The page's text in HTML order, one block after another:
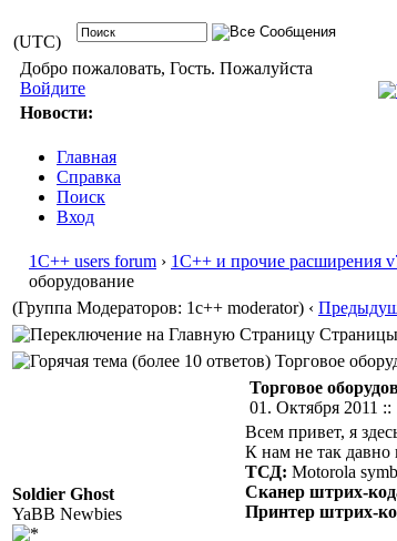
(UTC)
Добро пожаловать, Гость. Пожалуйста
Войдите
Новости:
Главная
Справка
Поиск
Вход
1С++ users forum › 1С++ и прочие расширения
оборудование
(Группа Модераторов: 1c++ moderator) ‹
Торговое
Soldier Ghost
YaBB Newbies
Торговое
01. Октября 2011 ::
Всем привет, я
К нам не так давно
ТСД: Motorola
Сканер штрих-
Принтер штрих-